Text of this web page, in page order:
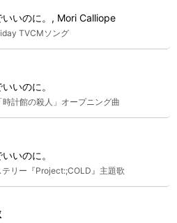
いいのに。, Mori Calliope
TVCMソング
いのに。
計館の殺人」オープニング曲
いのに。
リー『Project:;COLD』主題歌